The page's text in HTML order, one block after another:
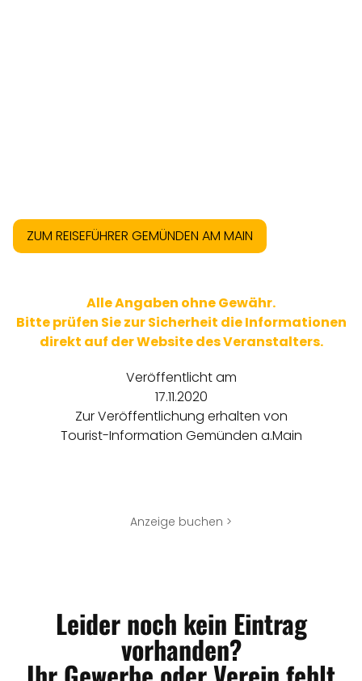
ZUM REISEFÜHRER GEMÜNDEN AM MAIN
Alle Angaben ohne Gewähr.
Bitte prüfen Sie zur Sicherheit die Informationen
direkt auf der Website des Veranstalters.
Veröffentlicht am
17.11.2020
Zur Veröffentlichung erhalten von
Tourist-Information Gemünden a.Main
Anzeige buchen >
Leider noch kein Eintrag
vorhanden?